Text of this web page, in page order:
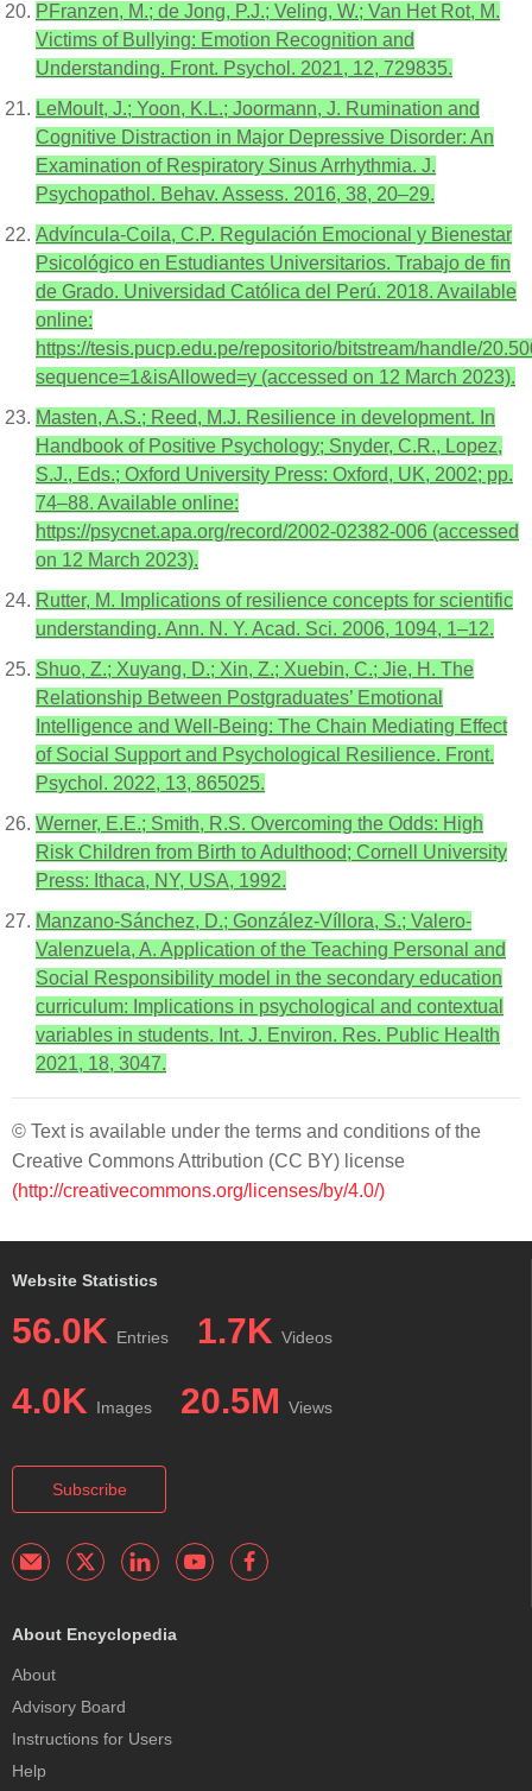
PFranzen, M.; de Jong, P.J.; Veling, W.; Van Het Rot, M.
Victims of Bullying: Emotion Recognition and
Understanding. Front. Psychol. 2021, 12, 729835.
LeMoult, J.; Yoon, K.L.; Joormann, J. Rumination and
Cognitive Distraction in Major Depressive Disorder: An
Examination of Respiratory Sinus Arrhythmia. J.
Psychopathol. Behav. Assess. 2016, 38, 20–29.
Advíncula-Coila, C.P. Regulación Emocional y Bienestar
Psicológico en Estudiantes Universitarios. Trabajo de fin
de Grado. Universidad Católica del Perú. 2018. Available
online:
https://tesis.pucp.edu.pe/repositorio/bitstream/handle/
sequence=1&isAllowed=y (accessed on 12 March 2023).
Masten, A.S.; Reed, M.J. Resilience in development. In
Handbook of Positive Psychology; Snyder, C.R., Lopez,
S.J., Eds.; Oxford University Press: Oxford, UK, 2002; pp.
74–88. Available online:
https://psycnet.apa.org/record/2002-02382-006 (accessed
on 12 March 2023).
Rutter, M. Implications of resilience concepts for scientific
understanding. Ann. N. Y. Acad. Sci. 2006, 1094, 1–12.
Shuo, Z.; Xuyang, D.; Xin, Z.; Xuebin, C.; Jie, H. The
Relationship Between Postgraduates’ Emotional
Intelligence and Well-Being: The Chain Mediating Effect
of Social Support and Psychological Resilience. Front.
Psychol. 2022, 13, 865025.
Werner, E.E.; Smith, R.S. Overcoming the Odds: High
Risk Children from Birth to Adulthood; Cornell University
Press: Ithaca, NY, USA, 1992.
Manzano-Sánchez, D.; González-Víllora, S.; Valero-
Valenzuela, A. Application of the Teaching Personal and
Social Responsibility model in the secondary education
curriculum: Implications in psychological and contextual
variables in students. Int. J. Environ. Res. Public Health
2021, 18, 3047.
© Text is available under the terms and conditions of the
Creative Commons Attribution (CC BY) license
(http://creativecommons.org/licenses/by/4.0/)
Website Statistics
56.0K Entries 1.7K Videos
4.0K Images 20.5M Views
Subscribe
About Encyclopedia
About
Advisory Board
Instructions for Users
Help